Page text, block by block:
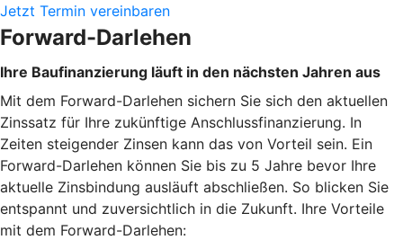
Jetzt Termin vereinbaren
Forward-Darlehen
Ihre Baufinanzierung läuft in den nächsten Jahren aus
Mit dem Forward-Darlehen sichern Sie sich den aktuellen
Zinssatz für Ihre zukünftige Anschlussfinanzierung. In
Zeiten steigender Zinsen kann das von Vorteil sein. Ein
Forward-Darlehen können Sie bis zu 5 Jahre bevor Ihre
aktuelle Zinsbindung ausläuft abschließen. So blicken Sie
entspannt und zuversichtlich in die Zukunft. Ihre Vorteile
mit dem Forward-Darlehen: